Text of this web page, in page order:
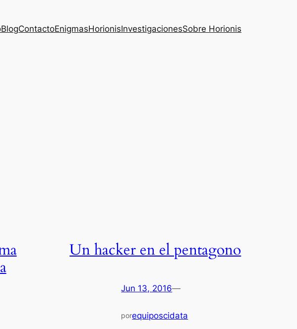
BlogContactoEnigmasHorionisInvestigacionesSobre Horionis
Un hacker en el pentagono
Jun 13, 2016—
porequiposcidata